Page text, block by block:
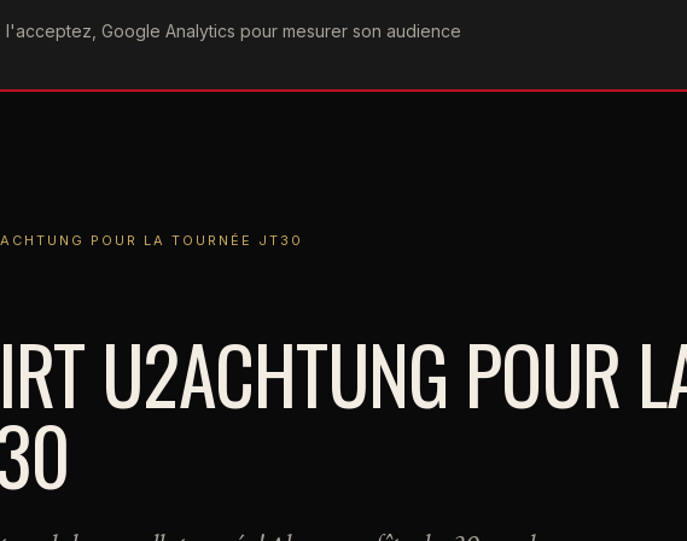
Google Analytics pour mesurer son audience
CONCERTS DISCOGRAPHIEPAROLESVIDÉOGRAPHIEFORUMS
POUR LA TOURNÉE JT30
U2ACHTUNG POUR